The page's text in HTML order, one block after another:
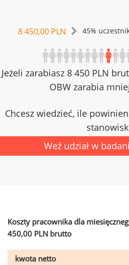
8 450,00 PLN 45%
Jeżeli zarabiasz 8 450 PLN
OBW zarabia
Chcesz wiedzieć, ile
Weź udział w
Koszty pracownika dla
450,00 PLN brutto
kwota netto